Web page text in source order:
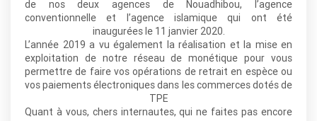
de nos deux agences de Nouadhibou, l’agence
conventionnelle et l’agence islamique qui ont été
inaugurées le 11 janvier 2020.
L’année 2019 a vu également la réalisation et la mise en
exploitation de notre réseau de monétique pour vous
permettre de faire vos opérations de retrait en espèce ou
vos paiements électroniques dans les commerces dotés de
TPE
Quant à vous, chers internautes, qui ne faites pas encore